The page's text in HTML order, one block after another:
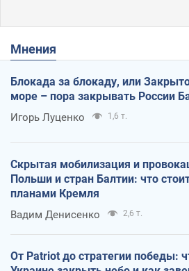
Мнения
Блокада за блокаду, или
море – пора закрывать России
Игорь Луценко 1,6 т.
Скрытая мобилизация и
Польши и стран Балтии: что
планами Кремля
Вадим Денисенко 2,6 т.
От Patriot до стратегии победы: